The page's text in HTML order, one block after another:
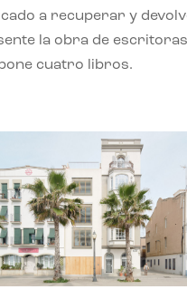
a recuperar y
la obra de
cuatro libros.